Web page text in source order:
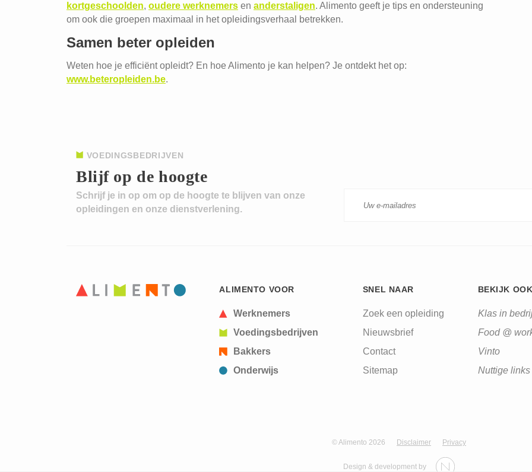
kortgeschoolden, oudere werknemers en anderstaligen. Alimento geeft je tips en ondersteuning
om ook die groepen maximaal in het opleidingsverhaal betrekken.
Samen beter opleiden
Weten hoe je efficiënt opleidt? En hoe Alimento je kan helpen? Je ontdekt het op:
www.beteropleiden.be.
Blijf op de hoogte
VOEDINGSBEDRIJVEN
Schrijf je in op om op de hoogte te blijven van onze
opleidingen en onze dienstverlening.
ALIMENTO VOOR
Werknemers
Voedingsbedrijven
Bakkers
Onderwijs
SNEL NAAR
Zoek een opleiding
Nieuwsbrief
Contact
Sitemap
BEKIJK OOK
Klas in
Food @
Vinto
Nuttige links
© Alimento 2026 Disclaimer Privacy
Design & development by